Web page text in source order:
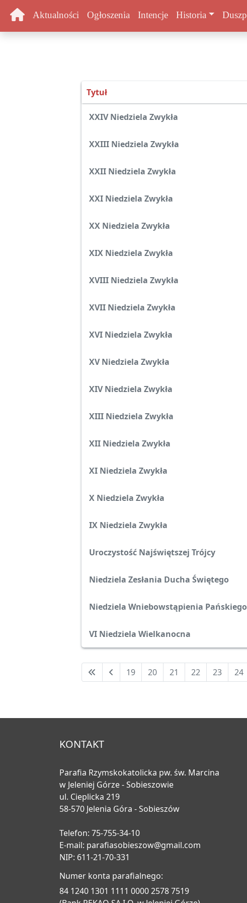
Aktualności Ogłoszenia Intencje Historia
Tytuł
XXIV Niedziela Zwykła
XXIII Niedziela Zwykła
XXII Niedziela Zwykła
XXI Niedziela Zwykła
XX Niedziela Zwykła
XIX Niedziela Zwykła
XVIII Niedziela Zwykła
XVII Niedziela Zwykła
XVI Niedziela Zwykła
XV Niedziela Zwykła
XIV Niedziela Zwykła
XIII Niedziela Zwykła
XII Niedziela Zwykła
XI Niedziela Zwykła
X Niedziela Zwykła
IX Niedziela Zwykła
Uroczystość Najświętszej Trójcy
Niedziela Zesłania Ducha Świętego
Niedziela Wniebowstąpienia Pańskiego
VI Niedziela Wielkanocna
19 20 21 22 23 24
KONTAKT
Parafia Rzymskokatolicka pw. św. Marcina
w Jeleniej Górze - Sobieszowie
ul. Cieplicka 219
58-570 Jelenia Góra - Sobieszów
Telefon: 75-755-34-10
E-mail: parafiasobieszow@gmail.com
NIP: 611-21-70-331
Numer konta parafialnego:
84 1240 1301 1111 0000 2578 7519